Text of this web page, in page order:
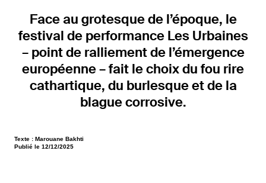
CONNECTEZ-VOUS
Face au grotesque de l’époque, le
festival de performance Les Urbaines
– point de ralliement de l’émergence
européenne – fait le choix du fou rire
cathartique, du burlesque et de la
blague corrosive.
Texte : Marouane Bakhti
Publié le 12/12/2025